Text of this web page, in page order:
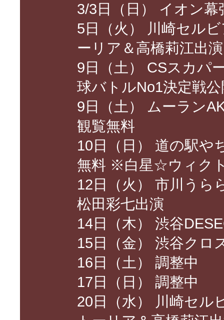
3/3日（日） イオン
5日（火） 川崎セル
ーリア＆高橋莉江出演
9日（土） CSスカパ
球バトルNo1決定戦
9日（土） ムーラン
観覧無料
10日（日） 道の駅や
無料 ※白星☆ウィク
12日（火） 市川う
松田彩七出演
14日（木） 渋谷
15日（金） 渋谷クロ
16日（土） 調整中
17日（日） 調整中
20日（水） 川崎セ